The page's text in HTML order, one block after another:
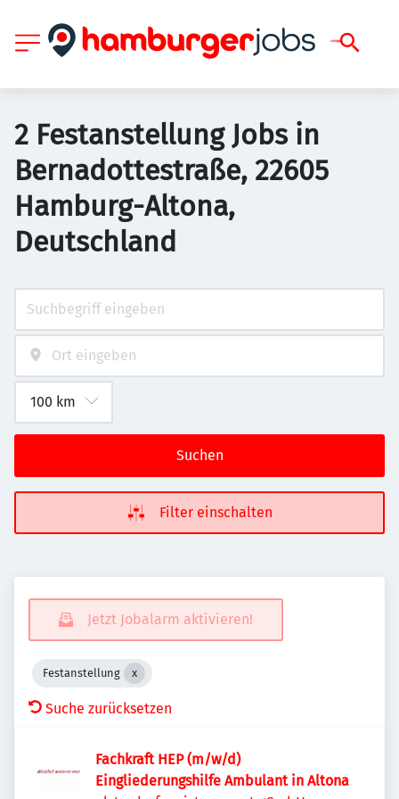
2 Festanstellung Jobs in
Bernadottestraße, 22605
Hamburg-Altona,
Deutschland
Suchen
Filter einschalten
Jetzt Jobalarm aktivieren!
Festanstellung
Suche zurücksetzen
Fachkraft HEP (m/w/d)
Eingliederungshilfe Ambulant in Altona